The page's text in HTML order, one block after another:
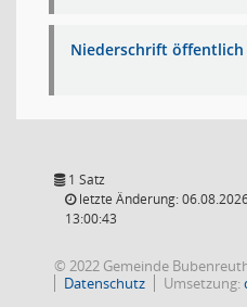
Niederschrift öffentlich
1 Satz
letzte Änderung:
13:00:43
© 2022 Gemeinde
Datenschutz
Umsetzung: